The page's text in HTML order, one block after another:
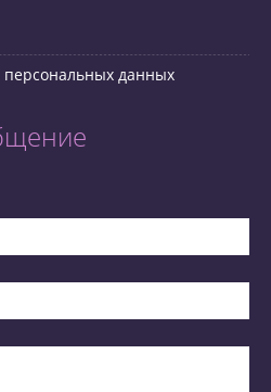
персональных данных